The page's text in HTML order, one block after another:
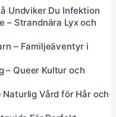
Undviker Du Infektion
– Strandnära Lyx och
– Familjeäventyr i
– Queer Kultur och
Vård för Hår och